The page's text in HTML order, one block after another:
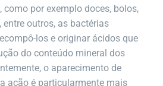
como por exemplo doces, bolos,
outros, as bactérias
los e originar ácidos que
do conteúdo mineral dos
o aparecimento de
ação é particularmente mais